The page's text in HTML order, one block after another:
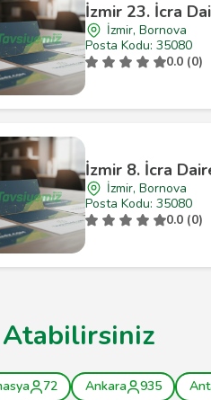
İzmir 23. İcra
İzmir, Bornova
Posta Kodu: 35080
0.0 (0)
İzmir 8. İcra
İzmir, Bornova
Posta Kodu: 35080
0.0 (0)
Atabilirsiniz
72 Ankara 935